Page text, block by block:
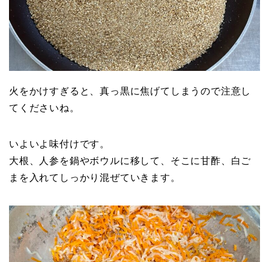
火をかけすぎると、真っ黒に焦げてしまうので注意し
てくださいね。
いよいよ味付けです。
大根、人参を鍋やボウルに移して、そこに甘酢、白ご
まを入れてしっかり混ぜていきます。